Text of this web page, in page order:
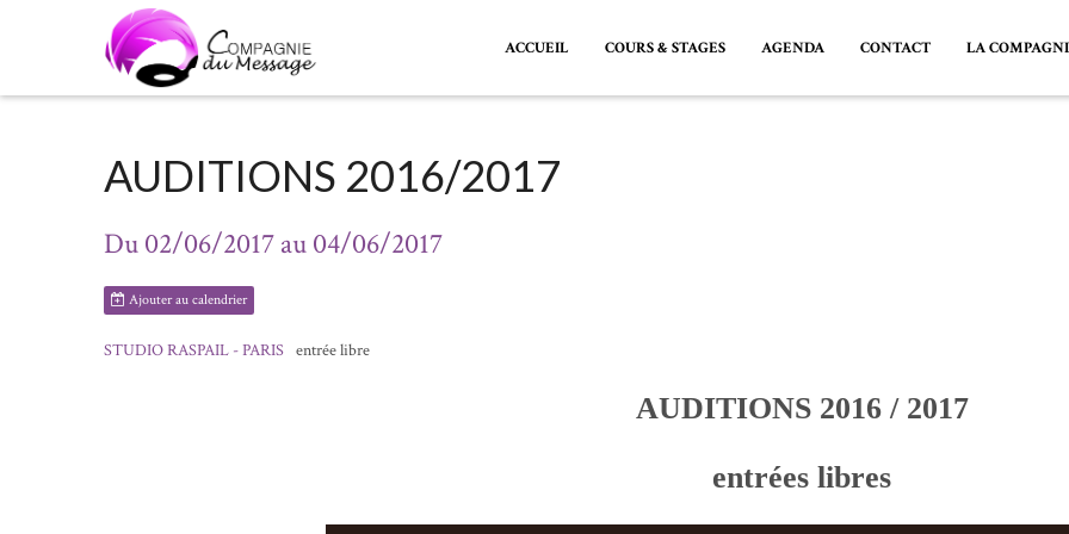
ACCUEIL COURS & STAGES AGENDA CONTACT LA
AUDITIONS 2016/2017
Du 02/06/2017au 04/06/2017
Ajouter au calendrier
STUDIO RASPAIL - PARIS entrée libre
AUDITIONS 2016 / 2017
entrées libres